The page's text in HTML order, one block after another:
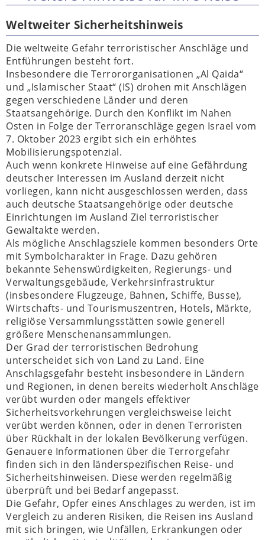
Weltweiter Sicherheitshinweis
Die weltweite Gefahr terroristischer Anschläge und
Entführungen besteht fort.
Insbesondere die Terrororganisationen „Al Qaida“
und „Islamischer Staat“ (IS) drohen mit Anschlägen
gegen verschiedene Länder und deren
Staatsangehörige. Durch den Konflikt im Nahen
Osten in Folge der Terroranschläge gegen Israel vom
7. Oktober 2023 ergibt sich ein erhöhtes
Mobilisierungspotenzial.
Auch wenn konkrete Hinweise auf eine Gefährdung
deutscher Interessen im Ausland derzeit nicht
vorliegen, kann nicht ausgeschlossen werden, dass
auch deutsche Staatsangehörige oder deutsche
Einrichtungen im Ausland Ziel terroristischer
Gewaltakte werden.
Als mögliche Anschlagsziele kommen besonders Orte
mit Symbolcharakter in Frage. Dazu gehören
bekannte Sehenswürdigkeiten, Regierungs- und
Verwaltungsgebäude, Verkehrsinfrastruktur
(insbesondere Flugzeuge, Bahnen, Schiffe, Busse),
Wirtschafts- und Tourismuszentren, Hotels, Märkte,
religiöse Versammlungsstätten sowie generell
größere Menschenansammlungen.
Der Grad der terroristischen Bedrohung
unterscheidet sich von Land zu Land. Eine
Anschlagsgefahr besteht insbesondere in Ländern
und Regionen, in denen bereits wiederholt Anschläge
verübt wurden oder mangels effektiver
Sicherheitsvorkehrungen vergleichsweise leicht
verübt werden können, oder in denen Terroristen
über Rückhalt in der lokalen Bevölkerung verfügen.
Genauere Informationen über die Terrorgefahr
finden sich in den länderspezifischen Reise- und
Sicherheitshinweisen. Diese werden regelmäßig
überprüft und bei Bedarf angepasst.
Die Gefahr, Opfer eines Anschlages zu werden, ist im
Vergleich zu anderen Risiken, die Reisen ins Ausland
mit sich bringen, wie Unfällen, Erkrankungen oder